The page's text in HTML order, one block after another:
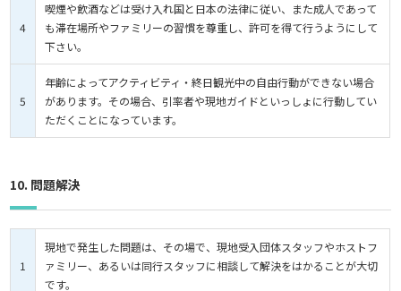
4
喫煙や飲酒などは受け入れ国と日本の法律に従い、また成人であって
も滞在場所やファミリーの習慣を尊重し、許可を得て行うようにして
下さい。
5
年齢によってアクティビティ・終日観光中の自由行動ができない場合
があります。その場合、引率者や現地ガイドといっしょに行動してい
ただくことになっています。
10. 問題解決
1
現地で発生した問題は、その場で、現地受入団体スタッフやホストフ
ァミリー、あるいは同行スタッフに相談して解決をはかることが大切
です。